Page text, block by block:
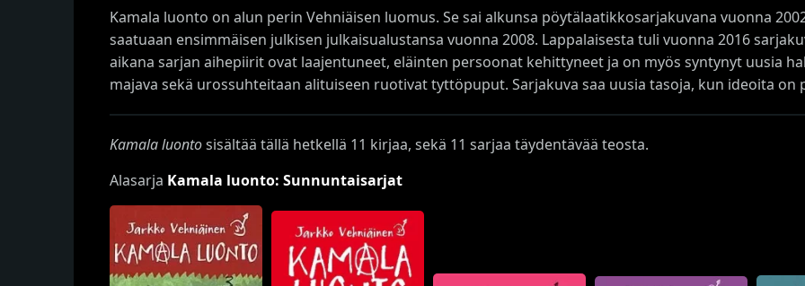
Kamala luonto on alun perin Vehniäisen luomus. Se sai alkunsa pöytälaatikkosarjakuvana vuonna
saatuaan ensimmäisen julkisen julkaisualustansa vuonna 2008. Lappalaisesta tuli vuonna 2016
aikana sarjan aihepiirit ovat laajentuneet, eläinten persoonat kehittyneet ja on myös syntynyt uusia
majava sekä urossuhteitaan alituiseen ruotivat tyttöpuput. Sarjakuva saa uusia tasoja, kun ideoita on
Kamala luontosisältää tällä hetkellä 11 kirjaa, sekä 11 sarjaa täydentävää teosta.
Alasarja Kamala luonto: Sunnuntaisarjat